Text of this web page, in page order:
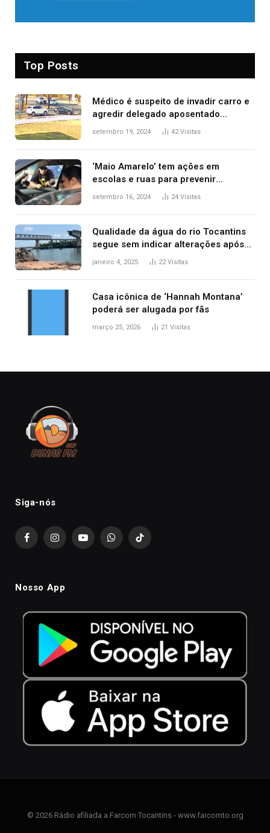
Top Posts
Médico é suspeito de invadir carro e
agredir delegado aposentado
durante confusão no trânsito
setembro 19, 2024 42Visitas
‘Maio Amarelo’ tem ações em
escolas e ruas para prevenir
acidentes no trânsito no AP
setembro 16, 2024 24 Visitas
Qualidade da água do rio Tocantins
segue sem indicar alterações após
desabamento da ponte entre MA e
janeiro 4, 2025 22Visitas
Casa icônica de ‘Hannah Montana’
poderá ser alugada por fãs
março 25, 2026 21 Visitas
Siga-nós
FacebookInstagramYouTubeWhatsAppTikTok
Nosso App
© 2026 Rádio afiliada a Farcom Tocantins - www.farcomto.org